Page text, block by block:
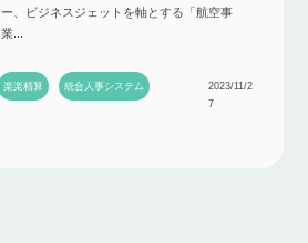
ー、ビジネスジェットを軸とする「航空事
業...
楽楽精算 統合人事システム
2023/11/2
7